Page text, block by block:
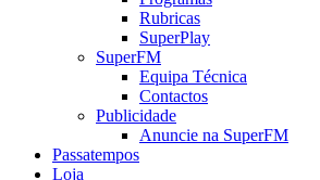
Rubricas
SuperPlay
SuperFM
Equipa Técnica
Contactos
Publicidade
Anuncie na SuperFM
Passatempos
Loja